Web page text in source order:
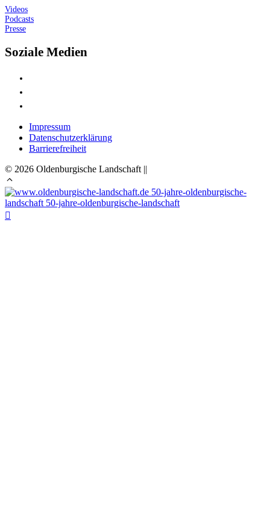
Videos
Podcasts
Presse
Soziale Medien
Impressum
Datenschutzerklärung
Barrierefreiheit
© 2026 Oldenburgische Landschaft ||